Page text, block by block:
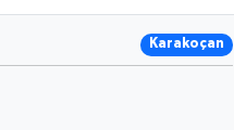
Karakoçan